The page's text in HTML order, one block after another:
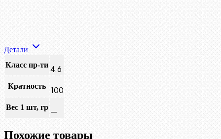
Детали
Класс пр-ти 4.6
Кратность 100
Вес 1 шт, гр —
Похожие товары